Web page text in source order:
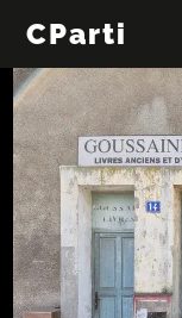
CParti
←